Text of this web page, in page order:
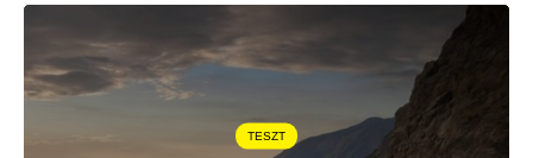
TESZT